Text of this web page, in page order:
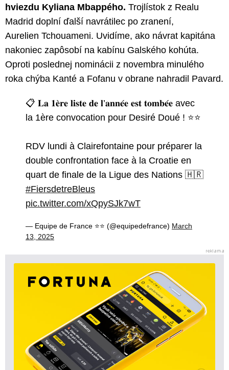
hviezdu Kyliana Mbappého. Trojlístok z Realu
Madrid doplní ďalší navrátilec po zranení,
Aurelien Tchouameni. Uvidíme, ako návrat kapitána
nakoniec zapôsobí na kabínu Galského kohúta.
Oproti poslednej nominácii z novembra minulého
roka chýba Kanté a Fofanu v obrane nahradil Pavard.
📋 𝐋𝐚 𝟏𝐞̀𝐫𝐞 𝐥𝐢𝐬𝐭𝐞 𝐝𝐞 𝐥’𝐚𝐧𝐧𝐞́𝐞 𝐞𝐬𝐭 𝐭𝐨𝐦𝐛𝐞́𝐞 avec
la 1ère convocation pour Desiré Doué ! ⭐️⭐️
RDV lundi à Clairefontaine pour préparer la
double confrontation face à la Croatie en
quart de finale de la Ligue des Nations 🇭🇷
#FiersdetreBleus
pic.twitter.com/xQpySJk7wT
— Equipe de France ⭐⭐ (@equipedefrance) March
13, 2025